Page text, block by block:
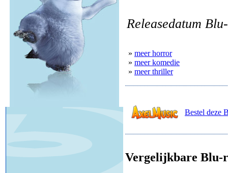
Releasedatum
» meer horror
» meer komedie
» meer thriller
Bestel deze
Vergelijkbare Blu-